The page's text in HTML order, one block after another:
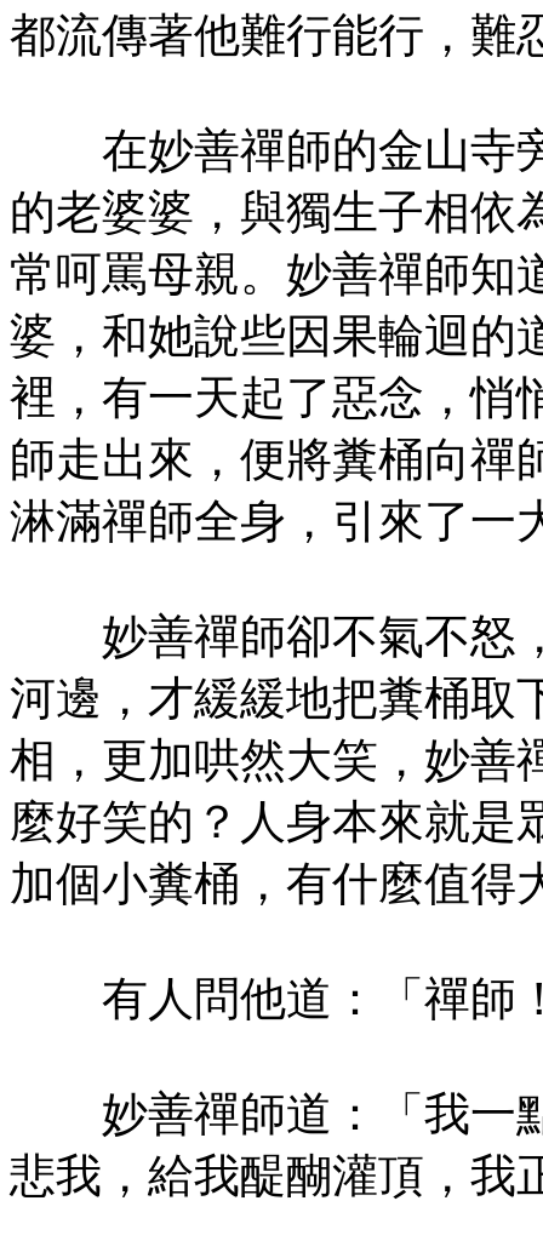
都流傳著他難行能行，難
在妙善禪師的金山寺
的老婆婆，與獨生子相依
常呵罵母親。妙善禪師知
婆，和她說些因果輪迴的
裡，有一天起了惡念，悄
師走出來，便將糞桶向禪
淋滿禪師全身，引來了一
妙善禪師卻不氣不怒
河邊，才緩緩地把糞桶取
相，更加哄然大笑，妙善
麼好笑的？人身本來就是
加個小糞桶，有什麼值得
有人問他道：「禪師
妙善禪師道：「我一
悲我，給我醍醐灌頂，我